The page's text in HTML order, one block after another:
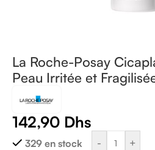
La Roche-Posay
Peau Irritée et
142,90 Dhs
329 en stock - +